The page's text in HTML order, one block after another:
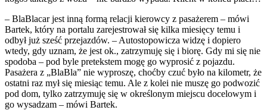
– BlaBlacar jest inną formą relacji kierowcy z pasażerem – mówi
Bartek, który na portalu zarejestrował się kilka miesięcy temu i
odbył już sześć przejazdów. – Autostopowicza widzę i dopiero
wtedy, gdy uznam, że jest ok., zatrzymuję się i biorę. Gdy mi się nie
spodoba – pod byle pretekstem mogę go wyprosić z pojazdu.
Pasażera z „BlaBla” nie wyproszę, choćby czuć było na kilometr, że
ostatni raz mył się miesiąc temu. Ale z kolei nie muszę go podwozić
pod dom, tylko zatrzymuję się w określonym miejscu docelowym i
go wysadzam – mówi Bartek.